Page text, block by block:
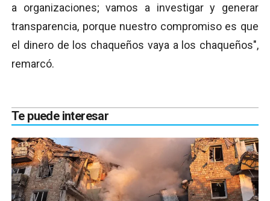
a organizaciones; vamos a investigar y generar
transparencia, porque nuestro compromiso es que
el dinero de los chaqueños vaya a los chaqueños",
remarcó.
Te puede interesar